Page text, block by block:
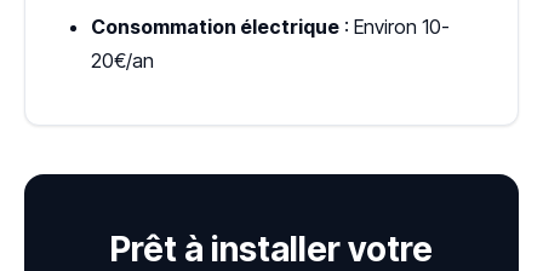
Consommation électrique : Environ 10-
20€/an
Prêt à installer votre